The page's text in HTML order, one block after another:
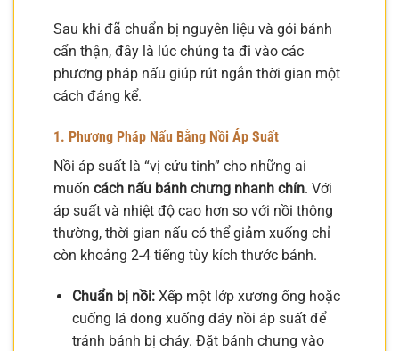
Sau khi đã chuẩn bị nguyên liệu và gói bánh
cẩn thận, đây là lúc chúng ta đi vào các
phương pháp nấu giúp rút ngắn thời gian một
cách đáng kể.
1. Phương Pháp Nấu Bằng Nồi Áp Suất
Nồi áp suất là “vị cứu tinh” cho những ai
muốn cách nấu bánh chưng nhanh chín. Với
áp suất và nhiệt độ cao hơn so với nồi thông
thường, thời gian nấu có thể giảm xuống chỉ
còn khoảng 2-4 tiếng tùy kích thước bánh.
Chuẩn bị nồi:Xếp một lớp xương ống hoặc
cuống lá dong xuống đáy nồi áp suất để
tránh bánh bị cháy. Đặt bánh chưng vào